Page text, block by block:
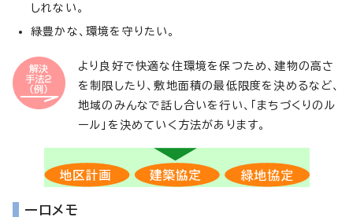
しれない。
緑豊かな、環境を守りたい。
より良好で快適な住環境を保つため、建物の高さ
を制限したり、敷地面積の最低限度を決めるなど、
地域のみんなで話し合いを行い、「まちづくりのル
ール」を決めていく方法があります。
一口メモ